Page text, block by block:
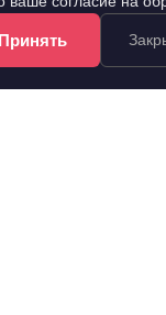
Принять